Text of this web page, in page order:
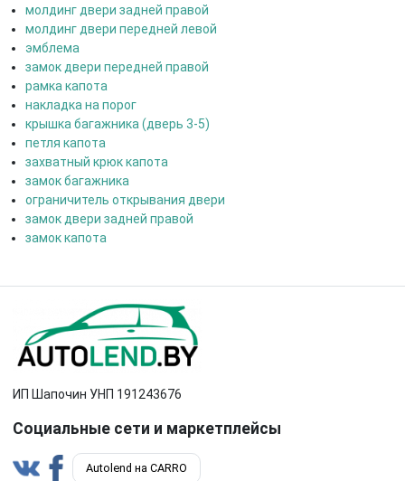
молдинг двери задней правой
молдинг двери передней левой
эмблема
замок двери передней правой
рамка капота
накладка на порог
крышка багажника (дверь 3-5)
петля капота
захватный крюк капота
замок багажника
ограничитель открывания двери
замок двери задней правой
замок капота
ИП Шапочин УНП 191243676
Социальные сети и маркетплейсы
Autolend на CARRO